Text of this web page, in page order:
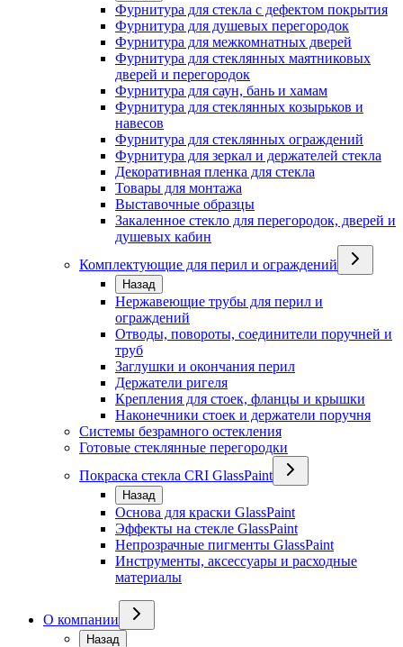
Фурнитура для стекла с дефектом покрытия
Фурнитура для душевых перегородок
Фурнитура для межкомнатных дверей
Фурнитура для стеклянных маятниковых
дверей и перегородок
Фурнитура для саун, бань и хамам
Фурнитура для стеклянных козырьков и
навесов
Фурнитура для стеклянных ограждений
Фурнитура для зеркал и держателей стекла
Декоративная пленка для стекла
Товары для монтажа
Выставочные образцы
Закаленное стекло для перегородок, дверей и
душевых кабин
Комплектующие для перил и ограждений
Назад
Нержавеющие трубы для перил и
ограждений
Отводы, повороты, соединители поручней и
труб
Заглушки и окончания перил
Держатели ригеля
Крепления для стоек, фланцы и крышки
Наконечники стоек и держатели поручня
Системы безрамного остекления
Готовые стеклянные перегородки
Покраска стекла CRI GlassPaint
Назад
Основа для краски GlassPaint
Эффекты на стекле GlassPaint
Непрозрачные пигменты GlassPaint
Инструменты, аксессуары и расходные
материалы
О компании
Назад